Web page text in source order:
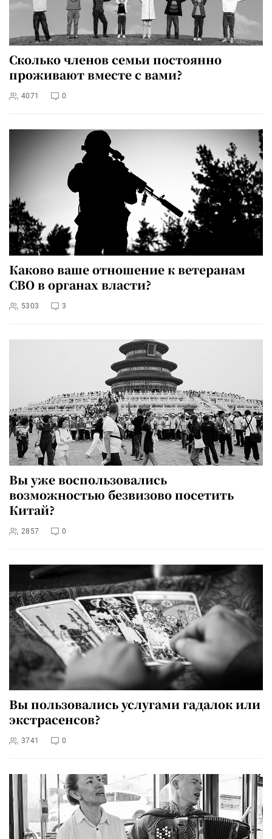
Сколько членов семьи постоянно
проживают вместе с вами?
4071 0
Каково ваше отношение к ветеранам
СВО в органах власти?
5303 3
Вы уже воспользовались
возможностью безвизово посетить
Китай?
2857 0
Вы пользовались услугами гадалок или
экстрасенсов?
3741 0